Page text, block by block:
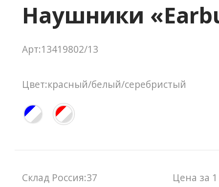
Наушники
Арт:13419802/13
Цвет:красный/белый/серебристый
Цена за
Склад Россия:37